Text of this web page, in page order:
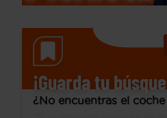
¡Guarda tu
¿No encuentras el